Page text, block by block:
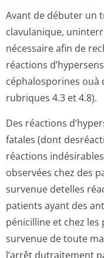
Avant de débuter un
clavulanique,
nécessaire afin de
réactions
céphalosporines ouà
rubriques 4.3 et 4.8).
Des réactions
fatales (dont
réactions
observées chez des
survenue detelles
patients ayant des
pénicilline et chez les
survenue de toute
l’arrêt dutraitement